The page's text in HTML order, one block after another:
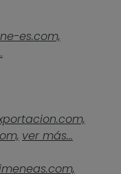
es.com,
ver más...